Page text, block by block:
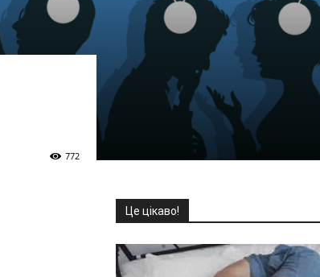
772
Це цікаво!